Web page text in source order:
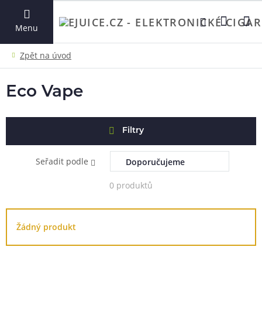
Menu
VYHLEDAT
Eco Vape
Filtry
Seřadit podle
0 produktů
Žádný produkt